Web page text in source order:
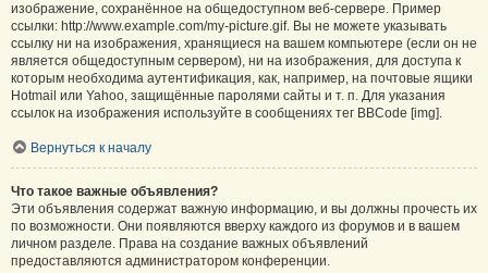
изображение, сохранённое на общедоступном веб-сервере. Пример
ссылки: http://www.example.com/my-picture.gif. Вы не можете указывать
ссылку ни на изображения, хранящиеся на вашем компьютере (если он не
является общедоступным сервером), ни на изображения, для доступа к
которым необходима аутентификация, как, например, на почтовые ящики
Hotmail или Yahoo, защищённые паролями сайты и т. п. Для указания
ссылок на изображения используйте в сообщениях тег BBCode [img].
Вернуться к началу
Что такое важные объявления?
Эти объявления содержат важную информацию, и вы должны прочесть их
по возможности. Они появляются вверху каждого из форумов и в вашем
личном разделе. Права на создание важных объявлений
предоставляются администратором конференции.